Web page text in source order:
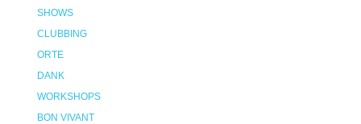
SHOWS
CLUBBING
ORTE
DANK
WORKSHOPS
BON VIVANT